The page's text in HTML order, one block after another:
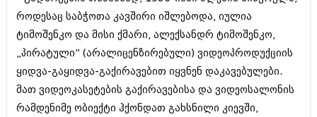
კრიმინალი
რომანი და დეტექტივი
სახალისო ამბები
დაიჯესტი
შოუბიზნესი
დაიჯესტი
ქალი და მამაკაცი
ისტორია
როდესაც საბჭოთა კავშირი იშლებოდა, იულია
ტიმოშენკო და მისი ქმარი, ალექსანდრ ტიმოშენკო,
„პირატული” (არალიცენზირებული) ვიდეოპროდუქციის
ყიდვა-გაყიდვა-გაქირავებით იყვნენ დაკავებულები.
მათ ვიდეოკასეტების გაქირავებისა და ვიდეოსალონის
რამდენიმე ობიექტი ჰქონდათ გახსნილი კიევში,